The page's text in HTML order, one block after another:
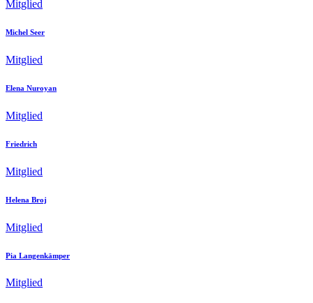
Mitglied
Michel Seer
Mitglied
Elena Nuroyan
Mitglied
Friedrich
Mitglied
Helena Broj
Mitglied
Pia Langenkämper
Mitglied